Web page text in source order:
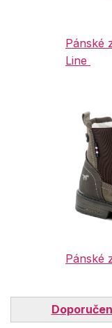
Pánské
Line
Pánské